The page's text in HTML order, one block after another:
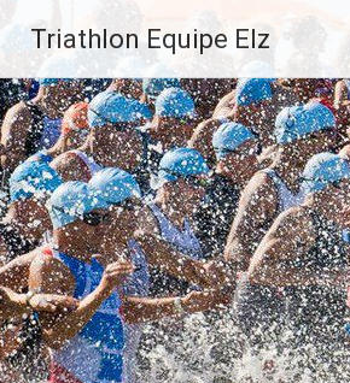
Inhalt
springen
Triathlon Equipe Elz